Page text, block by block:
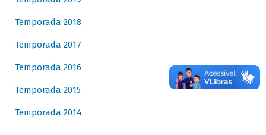
Temporada 2018
Temporada 2017
Temporada 2016
Temporada 2015
Temporada 2014